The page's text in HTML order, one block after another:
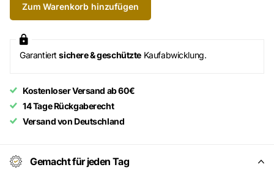
Zum Warenkorb hinzufügen
Garantiertsichere & geschützte Kaufabwicklung.
Kostenloser Versand ab 60€
14 Tage Rückgaberecht
Versand von Deutschland
Gemacht für jeden Tag